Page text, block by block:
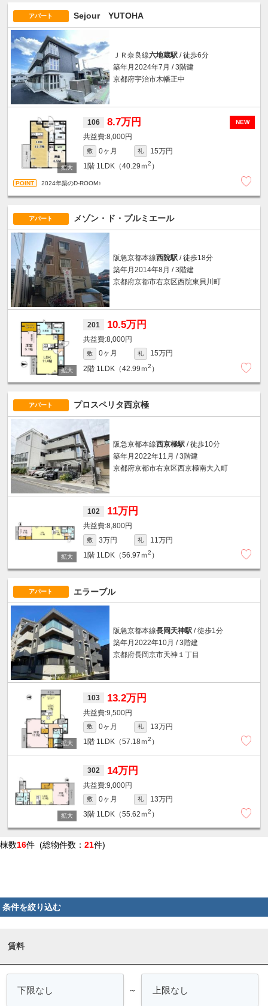
アパート Sejour YUTOHA
ＪＲ奈良線六地蔵駅/ 徒歩6分
築年月2024年7月 / 3階建
京都府宇治市木幡正中
NEW
106 8.7万円
8,000円
敷 0ヶ月 礼
15万円
1階 1LDK（40.29ｍ2 ）
2024年築のD-ROOM♪
アパート メゾン・ド・プルミエール
阪急京都本線西院駅/ 徒歩18分
築年月2014年8月 / 3階建
京都府京都市右京区西院東貝川町
201 10.5万円
8,000円
敷 0ヶ月 礼
15万円
2階 1LDK（42.99ｍ2 ）
アパート プロスペリタ西京極
阪急京都本線西京極駅/ 徒歩10分
築年月2022年11月 / 3階建
京都府京都市右京区西京極南大入町
102 11万円
8,800円
敷 3万円 礼
11万円
1階 1LDK（56.97ｍ2 ）
アパート エラーブル
阪急京都本線長岡天神駅/ 徒歩1分
築年月2022年10月 / 3階建
京都府長岡京市天神１丁目
103 13.2万円
9,500円
敷 0ヶ月 礼
13万円
1階 1LDK（57.18ｍ2 ）
302 14万円
9,000円
敷 0ヶ月 礼
13万円
3階 1LDK（55.62ｍ2 ）
棟数16件 (総物件数： 21件)
条件を絞り込む
賃料
～